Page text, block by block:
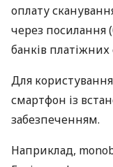
оплату
через посилання
банків
Для
смартфон із
забезпеченням.
Наприклад,